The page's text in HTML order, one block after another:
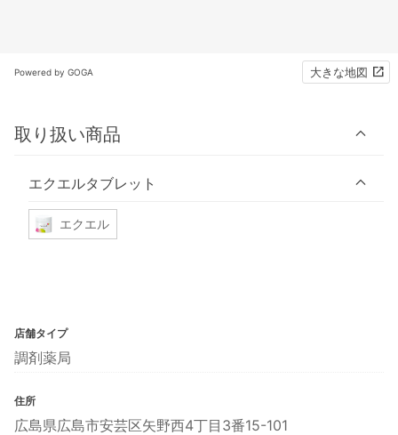
Powered by GOGA 大きな地図
取り扱い商品
エクエルタブレット
エクエル
店舗タイプ
調剤薬局
住所
広島県広島市安芸区矢野西4丁目3番15-101